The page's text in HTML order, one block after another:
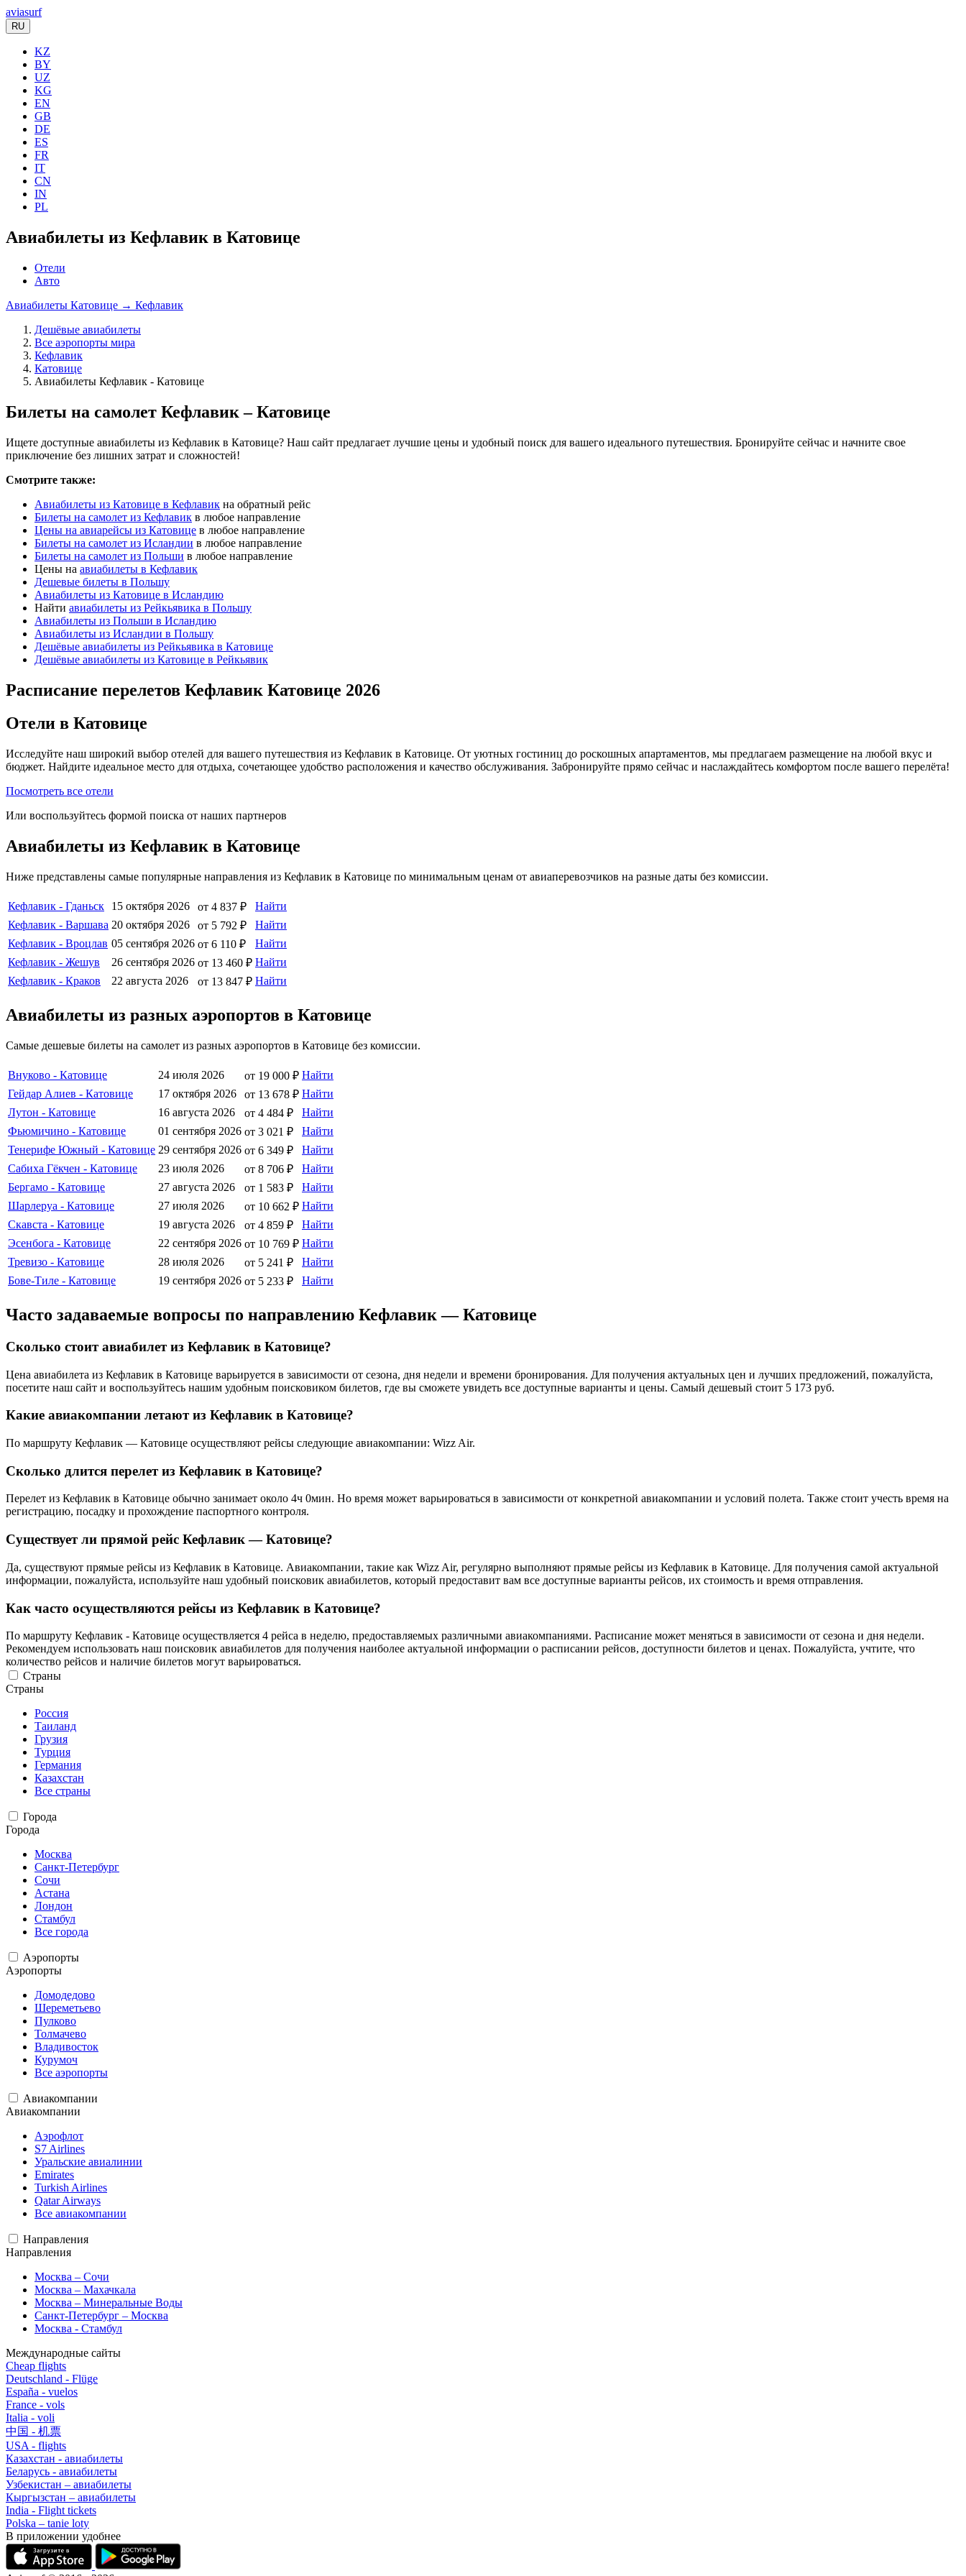
aviasurf
RU
KZ
BY
UZ
KG
EN
GB
DE
ES
FR
IT
CN
IN
PL
Авиабилеты из Кефлавик в Катовице
Отели
Авто
Авиабилеты Катовице → Кефлавик
Дешёвые авиабилеты
Все аэропорты мира
Кефлавик
Катовице
Авиабилеты Кефлавик - Катовице
Билеты на самолет Кефлавик – Катовице
Ищете доступные авиабилеты из Кефлавик в Катовице? Наш сайт предлагает лучшие цены и удобный поиск для вашего идеального путешествия. Бронируйте сейчас и начните свое
приключение без лишних затрат и сложностей!
Смотрите также:
Авиабилеты из Катовице в Кефлавик на обратный рейс
Билеты на самолет из Кефлавик в любое направление
Цены на авиарейсы из Катовице в любое направление
Билеты на самолет из Исландии в любое направление
Билеты на самолет из Польши в любое направление
Цены на авиабилеты в Кефлавик
Дешевые билеты в Польшу
Авиабилеты из Катовице в Исландию
Найти авиабилеты из Рейкьявика в Польшу
Авиабилеты из Польши в Исландию
Авиабилеты из Исландии в Польшу
Дешёвые авиабилеты из Рейкьявика в Катовице
Дешёвые авиабилеты из Катовице в Рейкьявик
Расписание перелетов Кефлавик Катовице 2026
Отели в Катовице
Исследуйте наш широкий выбор отелей для вашего путешествия из Кефлавик в Катовице. От уютных гостиниц до роскошных апартаментов, мы предлагаем размещение на любой вкус и
бюджет. Найдите идеальное место для отдыха, сочетающее удобство расположения и качество обслуживания. Забронируйте прямо сейчас и наслаждайтесь комфортом после вашего перелёта!
Посмотреть все отели
Или воспользуйтесь формой поиска от наших партнеров
Авиабилеты из Кефлавик в Катовице
Ниже представлены самые популярные направления из Кефлавик в Катовице по минимальным ценам от авиаперевозчиков на разные даты без комиссии.
Кефлавик - Гданьск 15 октября 2026 от 4 837 ₽
Найти
Кефлавик - Варшава 20 октября 2026 от 5 792 ₽
Найти
Кефлавик - Вроцлав 05 сентября 2026 от 6 110 ₽
Найти
Кефлавик - Жешув
26 сентября 2026 от 13 460 ₽ Найти
Кефлавик - Краков
22 августа 2026 от 13 847 ₽ Найти
Авиабилеты из разных аэропортов в Катовице
Самые дешевые билеты на самолет из разных аэропортов в Катовице без комиссии.
Внуково - Катовице 24 июля 2026 от 19 000 ₽ Найти
Гейдар Алиев - Катовице
17 октября 2026 от 13 678 ₽ Найти
Лутон - Катовице
16 августа 2026 от 4 484 ₽
Найти
Фьюмичино - Катовице
01 сентября 2026 от 3 021 ₽
Найти
Тенерифе Южный - Катовице 29 сентября 2026 от 6 349 ₽
Найти
Сабиха Гёкчен - Катовице
23 июля 2026 от 8 706 ₽
Найти
Бергамо - Катовице
27 августа 2026 от 1 583 ₽
Найти
Шарлеруа - Катовице
27 июля 2026 от 10 662 ₽ Найти
Скавста - Катовице
19 августа 2026 от 4 859 ₽
Найти
Эсенбога - Катовице
22 сентября 2026 от 10 769 ₽ Найти
Тревизо - Катовице
28 июля 2026 от 5 241 ₽
Найти
Бове-Тиле - Катовице
19 сентября 2026 от 5 233 ₽ Найти
Часто задаваемые вопросы по направлению Кефлавик — Катовице
Сколько стоит авиабилет из Кефлавик в Катовице?
Цена авиабилета из Кефлавик в Катовице варьируется в зависимости от сезона, дня недели и времени бронирования. Для получения актуальных цен и лучших предложений, пожалуйста,
посетите наш сайт и воспользуйтесь нашим удобным поисковиком билетов, где вы сможете увидеть все доступные варианты и цены. Самый дешевый стоит 5 173 руб.
Какие авиакомпании летают из Кефлавик в Катовице?
По маршруту Кефлавик — Катовице осуществляют рейсы следующие авиакомпании: Wizz Air.
Сколько длится перелет из Кефлавик в Катовице?
Перелет из Кефлавик в Катовице обычно занимает около 4ч 0мин. Но время может варьироваться в зависимости от конкретной авиакомпании и условий полета. Также стоит учесть время на
регистрацию, посадку и прохождение паспортного контроля.
Существует ли прямой рейс Кефлавик — Катовице?
Да, существуют прямые рейсы из Кефлавик в Катовице. Авиакомпании, такие как Wizz Air, регулярно выполняют прямые рейсы из Кефлавик в Катовице. Для получения самой актуальной
информации, пожалуйста, используйте наш удобный поисковик авиабилетов, который предоставит вам все доступные варианты рейсов, их стоимость и время отправления.
Как часто осуществляются рейсы из Кефлавик в Катовице?
По маршруту Кефлавик - Катовице осуществляется 4 рейса в неделю, предоставляемых различными авиакомпаниями. Расписание может меняться в зависимости от сезона и дня недели.
Рекомендуем использовать наш поисковик авиабилетов для получения наиболее актуальной информации о расписании рейсов, доступности билетов и ценах. Пожалуйста, учтите, что
количество рейсов и наличие билетов могут варьироваться.
Страны
Страны
Россия
Таиланд
Грузия
Турция
Германия
Казахстан
Все страны
Города
Города
Москва
Санкт-Петербург
Сочи
Астана
Лондон
Стамбул
Все города
Аэропорты
Аэропорты
Домодедово
Шереметьево
Пулково
Толмачево
Владивосток
Курумоч
Все аэропорты
Авиакомпании
Авиакомпании
Аэрофлот
S7 Airlines
Уральские авиалинии
Emirates
Turkish Airlines
Qatar Airways
Все авиакомпании
Направления
Направления
Москва – Сочи
Москва – Махачкала
Москва – Минеральные Воды
Санкт-Петербург – Москва
Москва - Стамбул
Международные сайты
Cheap flights
Deutschland - Flüge
España - vuelos
France - vols
Italia - voli
中国 - 机票
USA - flights
Казахстан - авиабилеты
Беларусь - авиабилеты
Узбекистан – авиабилеты
Кыргызстан – авиабилеты
India - Flight tickets
Polska – tanie loty
В приложении удобнее